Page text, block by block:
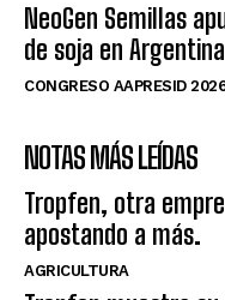
NeoGen Semillas
de soja en Argentina
CONGRESO AAPRESID 2026
NOTAS MÁS LEÍDAS
Tropfen, otra
apostando a más.
AGRICULTURA